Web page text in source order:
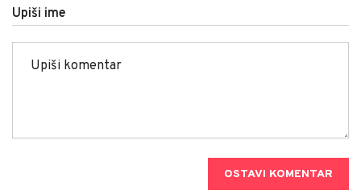
Upiši ime
OSTAVI KOMENTAR